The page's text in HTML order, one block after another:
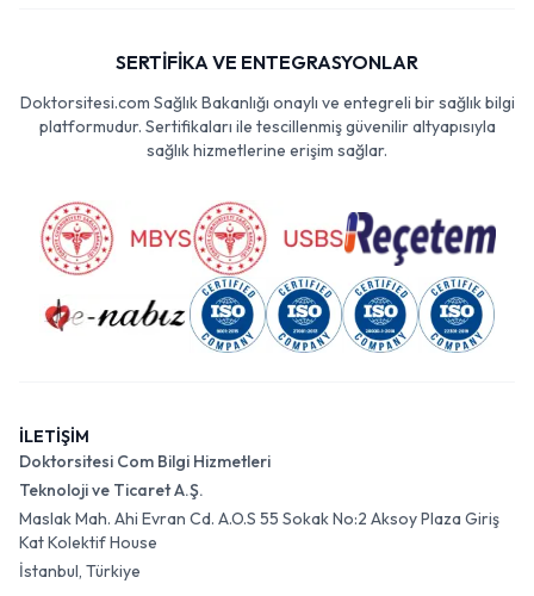
SERTİFİKA VE ENTEGRASYONLAR
Doktorsitesi.com Sağlık Bakanlığı onaylı ve entegreli bir sağlık bilgi
platformudur. Sertifikaları ile tescillenmiş güvenilir altyapısıyla
sağlık hizmetlerine erişim sağlar.
İLETİŞİM
Doktorsitesi Com Bilgi Hizmetleri
Teknoloji ve Ticaret A.Ş.
Maslak Mah. Ahi Evran Cd. A.O.S 55 Sokak No:2 Aksoy Plaza Giriş
Kat Kolektif House
İstanbul, Türkiye